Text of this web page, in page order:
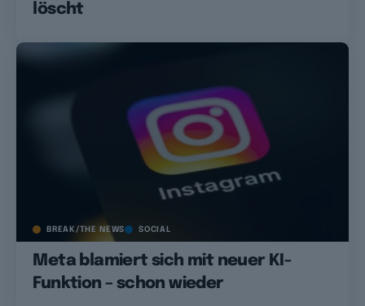
löscht
BREAK/THE NEWS SOCIAL
Meta blamiert sich mit neuer KI-
Funktion – schon wieder